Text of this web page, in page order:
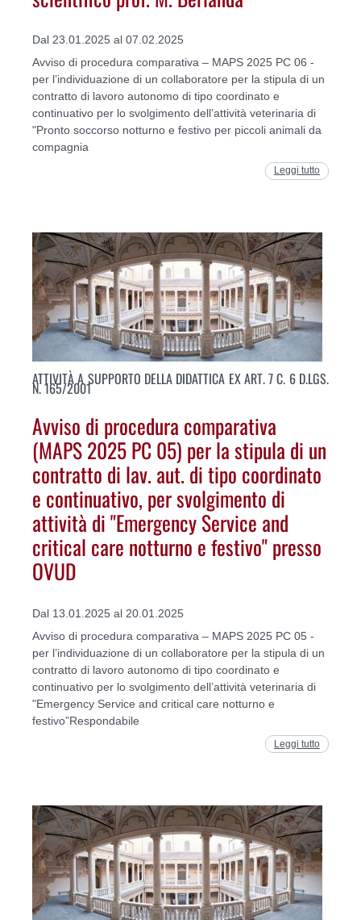
Dal 23.01.2025 al 07.02.2025
Avviso di procedura comparativa – MAPS 2025 PC 06 -
per l’individuazione di un collaboratore per la stipula di un
contratto di lavoro autonomo di tipo coordinato e
continuativo per lo svolgimento dell’attività veterinaria di
"Pronto soccorso notturno e festivo per piccoli animali da
compagnia
Leggi tutto
ATTIVITÀ A SUPPORTO DELLA DIDATTICA EX ART. 7 C. 6 D.LGS.
N. 165/2001
Avviso di procedura comparativa
(MAPS 2025 PC 05) per la stipula di un
contratto di lav. aut. di tipo coordinato
e continuativo, per svolgimento di
attività di "Emergency Service and
critical care notturno e festivo" presso
OVUD
Dal 13.01.2025 al 20.01.2025
Avviso di procedura comparativa – MAPS 2025 PC 05 -
per l’individuazione di un collaboratore per la stipula di un
contratto di lavoro autonomo di tipo coordinato e
continuativo per lo svolgimento dell’attività veterinaria di
"Emergency Service and critical care notturno e
festivo”Respondabile
Leggi tutto